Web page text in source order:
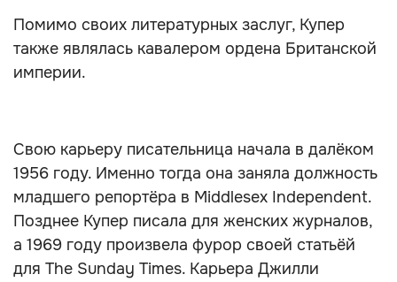
Помимо своих литературных заслуг, Купер
также являлась кавалером ордена Британской
империи.
Свою карьеру писательница начала в далёком
1956 году. Именно тогда она заняла должность
младшего репортёра в Middlesex Independent.
Позднее Купер писала для женских журналов,
а 1969 году произвела фурор своей статьёй
для The Sunday Times. Карьера Джилли